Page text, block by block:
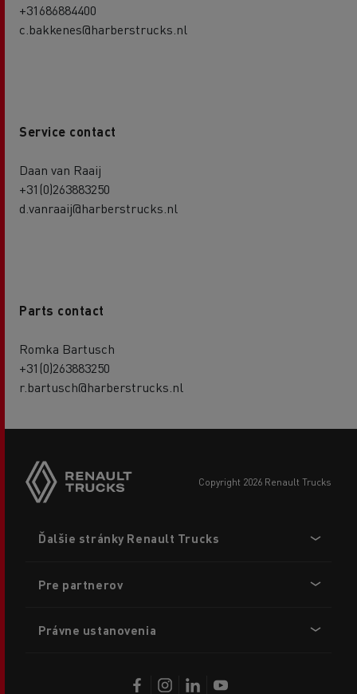
+31686884400
c.bakkenes@harberstrucks.nl
Service contact
Daan van Raaij
+31(0)263883250
d.vanraaij@harberstrucks.nl
Parts contact
Romka Bartusch
+31(0)263883250
r.bartusch@harberstrucks.nl
copyright 2026 Renault Trucks
menu
Ďalšie stránky Renault Trucks
Pre partnerov
Právne ustanovenia